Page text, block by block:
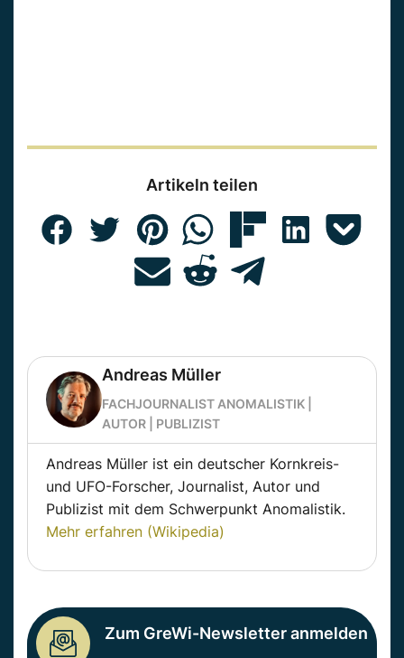
Artikeln teilen
Andreas Müller
FACHJOURNALIST ANOMALISTIK |
AUTOR | PUBLIZIST
Andreas Müller ist ein deutscher Kornkreis-
und UFO-Forscher, Journalist, Autor und
Publizist mit dem Schwerpunkt Anomalistik.
Mehr erfahren (Wikipedia)
Zum GreWi-Newsletter anmelden